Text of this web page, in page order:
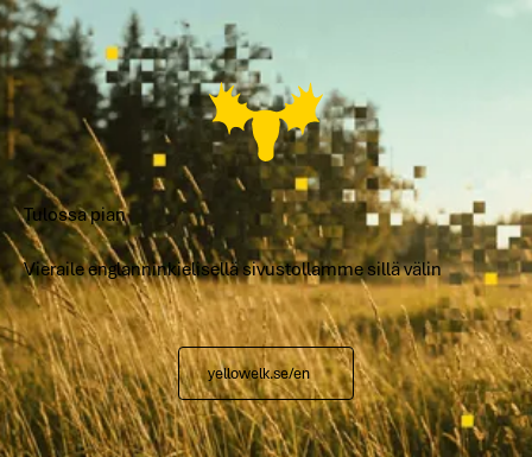
Tulossa pian
Vieraile englanninkielisellä sivustollamme sillä välin
yellowelk.se/en